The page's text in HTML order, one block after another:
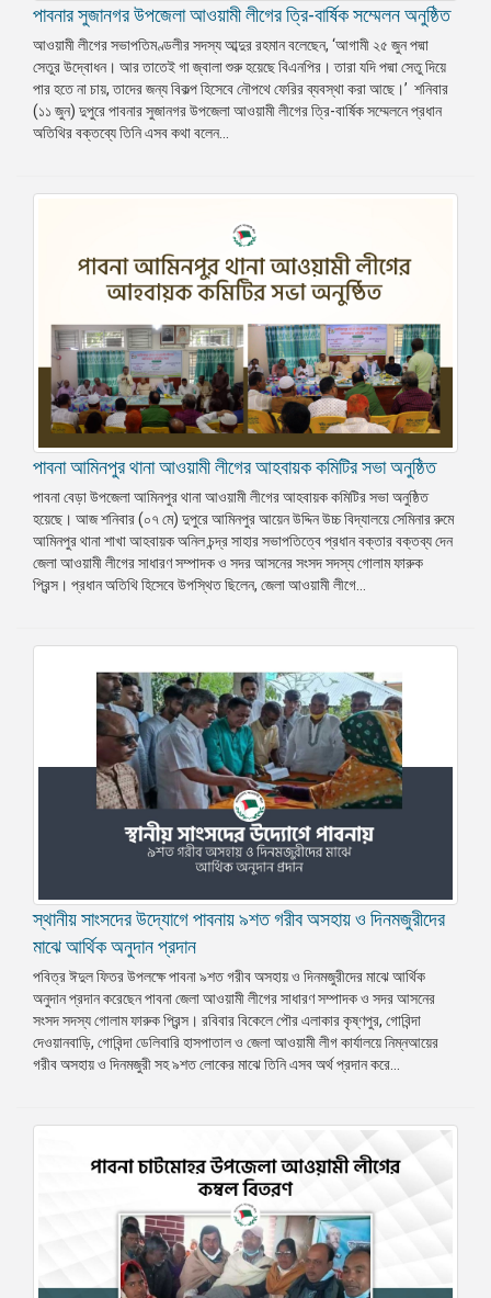
পাবনার সুজানগর উপজেলা আওয়ামী লীগের ত্রি-বার্ষিক সম্মেলন অনুষ্ঠিত
আওয়ামী লীগের সভাপতিমণ্ডলীর সদস্য আব্দুর রহমান বলেছেন, ‘আগামী ২৫ জুন পদ্মা
সেতুর উদ্বোধন। আর তাতেই গা জ্বালা শুরু হয়েছে বিএনপির। তারা যদি পদ্মা সেতু দিয়ে
পার হতে না চায়, তাদের জন্য বিকল্প হিসেবে নৌপথে ফেরির ব্যবস্থা করা আছে।’ শনিবার
(১১ জুন) দুপুরে পাবনার সুজানগর উপজেলা আওয়ামী লীগের ত্রি-বার্ষিক সম্মেলনে প্রধান
অতিথির বক্তব্যে তিনি এসব কথা বলেন...
পাবনা আমিনপুর থানা আওয়ামী লীগের আহবায়ক কমিটির সভা অনুষ্ঠিত
পাবনা বেড়া উপজেলা আমিনপুর থানা আওয়ামী লীগের আহবায়ক কমিটির সভা অনুষ্ঠিত
হয়েছে। আজ শনিবার (০৭ মে) দুপুরে আমিনপুর আয়েন উদ্দিন উচ্চ বিদ্যালয়ে সেমিনার রুমে
আমিনপুর থানা শাখা আহবায়ক অনিল চন্দ্র সাহার সভাপতিত্বে প্রধান বক্তার বক্তব্য দেন
জেলা আওয়ামী লীগের সাধারণ সম্পাদক ও সদর আসনের সংসদ সদস্য গোলাম ফারুক
প্রিন্স। প্রধান অতিথি হিসেবে উপস্থিত ছিলেন, জেলা আওয়ামী লীগে...
স্থানীয় সাংসদের উদ্যোগে পাবনায় ৯শত গরীব অসহায় ও দিনমজুরীদের
মাঝে আর্থিক অনুদান প্রদান
পবিত্র ঈদুল ফিতর উপলক্ষে পাবনা ৯শত গরীব অসহায় ও দিনমজুরীদের মাঝে আর্থিক
অনুদান প্রদান করেছেন পাবনা জেলা আওয়ামী লীগের সাধারণ সম্পাদক ও সদর আসনের
সংসদ সদস্য গোলাম ফারুক প্রিন্স। রবিবার বিকেলে পৌর এলাকার কৃষ্ণপুর, গোবিন্দা
দেওয়ানবাড়ি, গোবিন্দা ডেলিবারি হাসপাতাল ও জেলা আওয়ামী লীগ কার্যালয়ে নিম্নআয়ের
গরীব অসহায় ও দিনমজুরী সহ ৯শত লোকের মাঝে তিনি এসব অর্থ প্রদান করে...